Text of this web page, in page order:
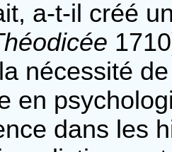
a-t-il créé
nécessité
en
dans les